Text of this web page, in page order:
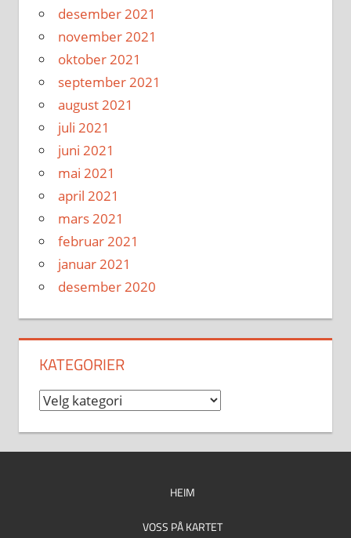
desember 2021
november 2021
oktober 2021
september 2021
august 2021
juli 2021
juni 2021
mai 2021
april 2021
mars 2021
februar 2021
januar 2021
desember 2020
KATEGORIER
Kategorier
HEIM
VOSS PÅ KARTET